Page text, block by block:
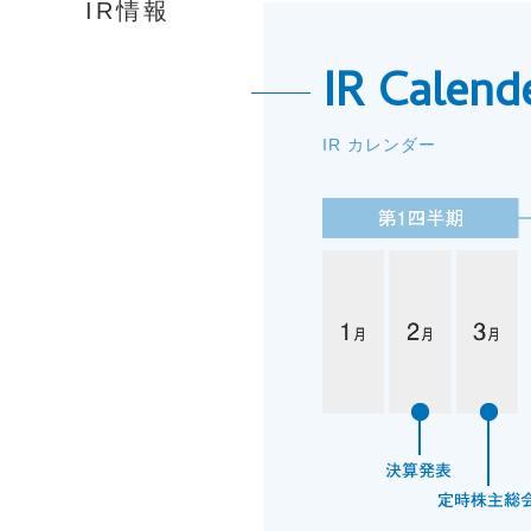
IR情報
IR
IR カレンダー